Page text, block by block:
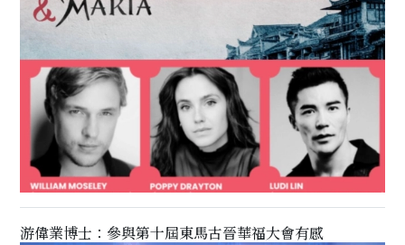
游偉業博士：參與第十屆東馬古晉華福大會有感